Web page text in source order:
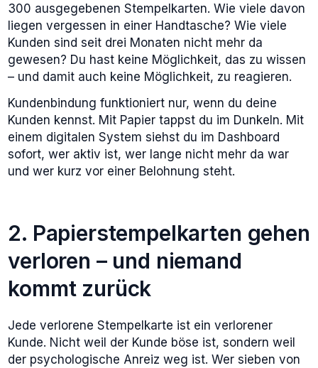
300 ausgegebenen Stempelkarten. Wie viele davon
liegen vergessen in einer Handtasche? Wie viele
Kunden sind seit drei Monaten nicht mehr da
gewesen? Du hast keine Möglichkeit, das zu wissen
– und damit auch keine Möglichkeit, zu reagieren.
Kundenbindung funktioniert nur, wenn du deine
Kunden kennst. Mit Papier tappst du im Dunkeln. Mit
einem digitalen System siehst du im Dashboard
sofort, wer aktiv ist, wer lange nicht mehr da war
und wer kurz vor einer Belohnung steht.
2. Papierstempelkarten gehen
verloren – und niemand
kommt zurück
Jede verlorene Stempelkarte ist ein verlorener
Kunde. Nicht weil der Kunde böse ist, sondern weil
der psychologische Anreiz weg ist. Wer sieben von